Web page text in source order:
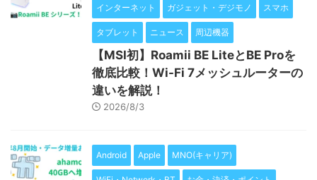
インターネット ガジェット・デジモノ スマホ
タブレット ニュース 周辺機器
【MSI初】Roamii BE LiteとBE Proを
徹底比較！Wi-Fi 7メッシュルーターの
違いを解説！
2026/8/3
Android Apple MNO(キャリア)